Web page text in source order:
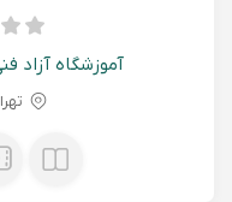
آموزشگاه آزاد